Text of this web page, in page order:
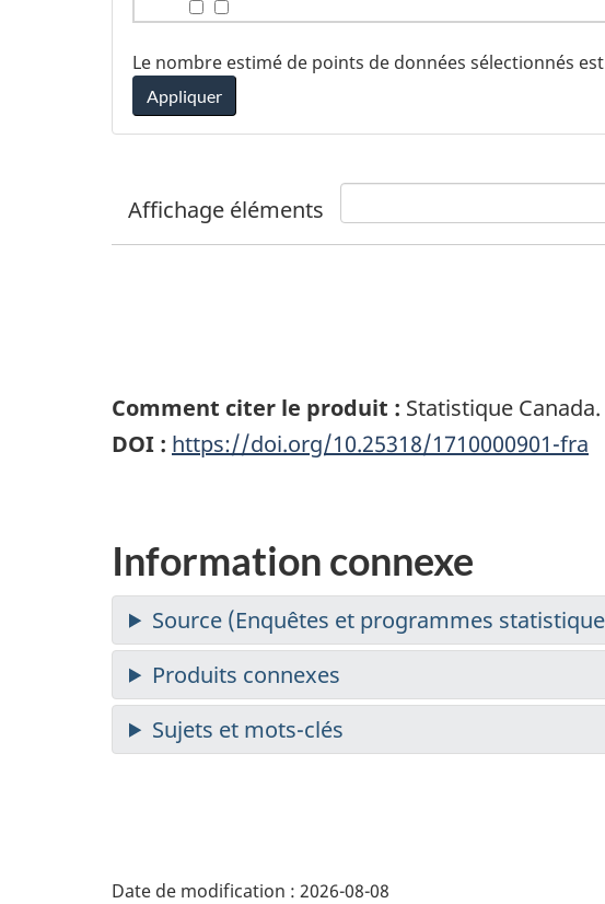
Le nombre estimé de points de données sélectionnés est
Appliquer
Affichage éléments
Comment citer le produit : Statistique Canada.
DOI : https://doi.org/10.25318/1710000901-fra
Information connexe
Date de modification : 2026-08-08